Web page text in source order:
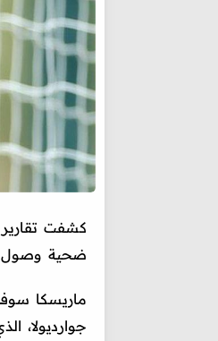
كشفت
ضحية وصول
ماريسكا
جوارديولا،